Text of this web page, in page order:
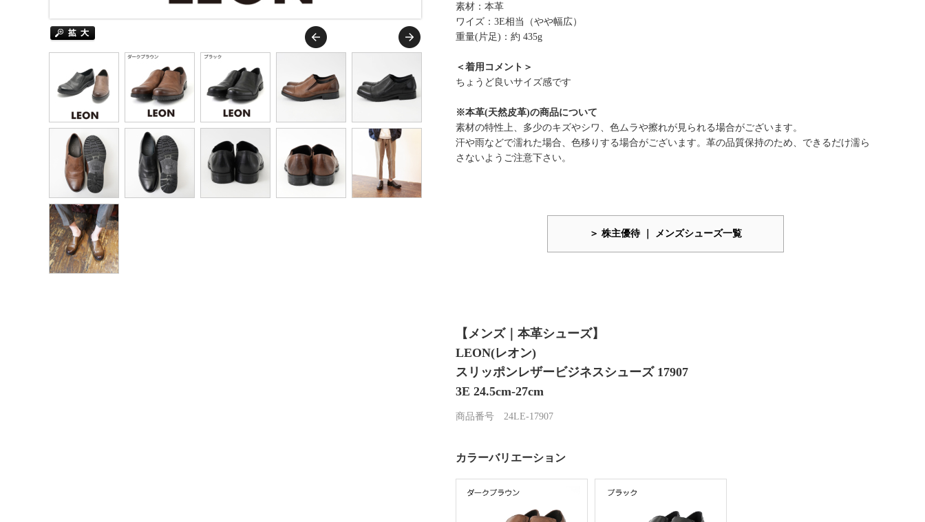
素材：本革
ワイズ：3E相当（やや幅広）
重量(片足)：約 435g
＜着用コメント＞
ちょうど良いサイズ感です
※本革(天然皮革)の商品について
素材の特性上、多少のキズやシワ、色ムラや擦れが見られる場合がございます。
汗や雨などで濡れた場合、色移りする場合がございます。革の品質保持のため、できるだけ濡ら
さないようご注意下さい。
＞ 株主優待 ｜ メンズシューズ一覧
【メンズ｜本革シューズ】
LEON(レオン)
スリッポンレザービジネスシューズ 17907
3E 24.5cm-27cm
商品番号 24LE-17907
カラーバリエーション